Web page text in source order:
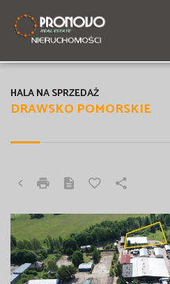
DRAWSKO POMORSKIE
HALA NA SPRZEDAŻ